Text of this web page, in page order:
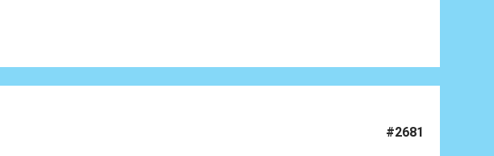
#2681